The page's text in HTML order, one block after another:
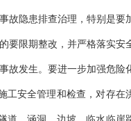
故隐患排查治理，特别是要
要限期整改，并严格落实安
故发生。要进一步加强危险
工安全管理和检查，对存在